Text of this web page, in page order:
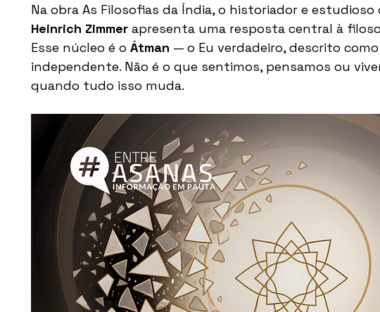
Na obra As Filosofias da Índia, o historiador e
Heinrich Zimmer apresenta uma resposta central à
Esse núcleo é o Átman — o Eu verdadeiro, descrito
independente. Não é o que sentimos, pensamos ou
quando tudo isso muda.